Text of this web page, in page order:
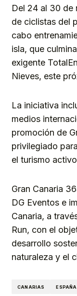
Del 24 al 30 de
de ciclistas del
cabo
isla, que
exigente
Nieves, este
La iniciativa
medios
promoción de
privilegiado
el turismo
Gran Canaria
DG Eventos e
Canaria, a
Run, con el
desarrollo
naturaleza y el
CANARIAS ESPAÑA